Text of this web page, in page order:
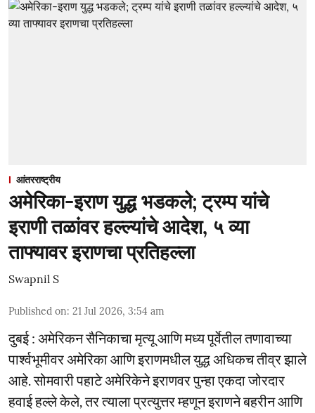
आंतरराष्ट्रीय
अमेरिका-इराण युद्ध भडकले; ट्रम्प यांचे
इराणी तळांवर हल्ल्यांचे आदेश, ५ व्या
ताफ्यावर इराणचा प्रतिहल्ला
Swapnil S
Published on: 21 Jul 2026, 3:54 am
दुबई : अमेरिकन सैनिकाचा मृत्यू आणि मध्य पूर्वेतील तणावाच्या
पार्श्वभूमीवर अमेरिका आणि इराणमधील युद्ध अधिकच तीव्र झाले
आहे. सोमवारी पहाटे अमेरिकेने इराणवर पुन्हा एकदा जोरदार
हवाई हल्ले केले, तर त्याला प्रत्युत्तर म्हणून इराणने बहरीन आणि